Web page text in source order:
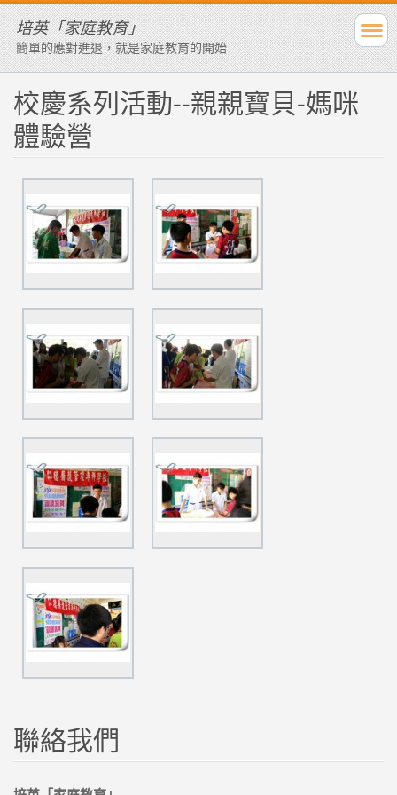
培英「家庭教育」
簡單的應對進退，就是家庭教育的開始
校慶系列活動--親親寶貝-媽咪
體驗營
聯絡我們